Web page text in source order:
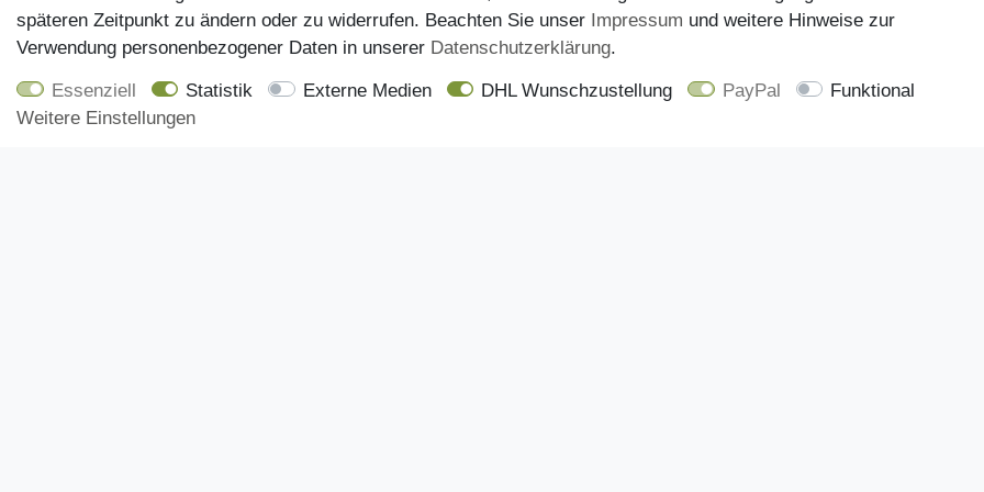
79,95 €
späteren Zeitpunkt zu ändern oder zu widerrufen. Beachten Sie unser Impressum und weitere Hinweise zur
Verwendung personenbezogener Daten in unserer Daten­schutz­erklärung.
Essenziell Statistik Externe Medien DHL Wunschzustellung PayPal
Funktional
Weitere Einstellungen